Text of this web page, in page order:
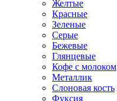
Желтые
Красные
Зеленые
Серые
Бежевые
Глянцевые
Кофе с молоком
Металлик
Слоновая кость
Фуксия